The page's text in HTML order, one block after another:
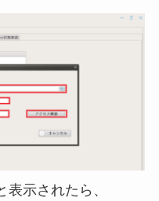
表示されたら、